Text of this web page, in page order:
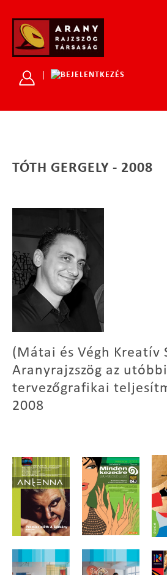
TÓTH GERGELY - 2008
(Mátai és Végh Kreatív
Aranyrajzszög az
tervezőgrafikai
2008